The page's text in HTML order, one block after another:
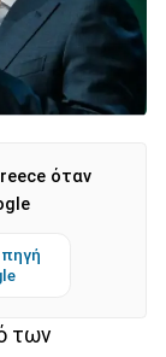
όταν
των